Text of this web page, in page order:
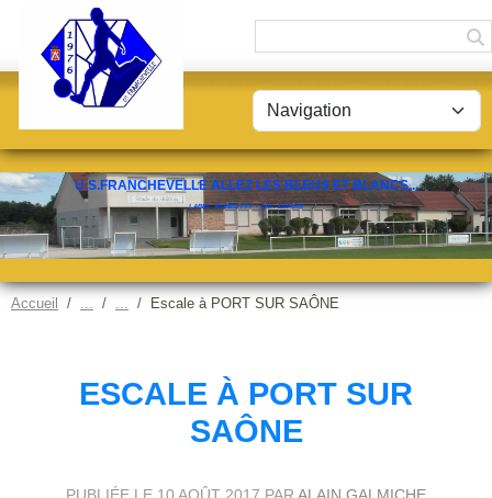
U.S.FRANCHEVELLE ALLEZ LES BLEUS ET BLANCS...
LABEL JEUNES FFF - CAT. ESPOIR
Accueil Escale à PORT SUR SAÔNE
ESCALE À PORT SUR
SAÔNE
PUBLIÉE LE 10 AOÛT 2017 PAR ALAIN GALMICHE
Panneau de gestion des cookies